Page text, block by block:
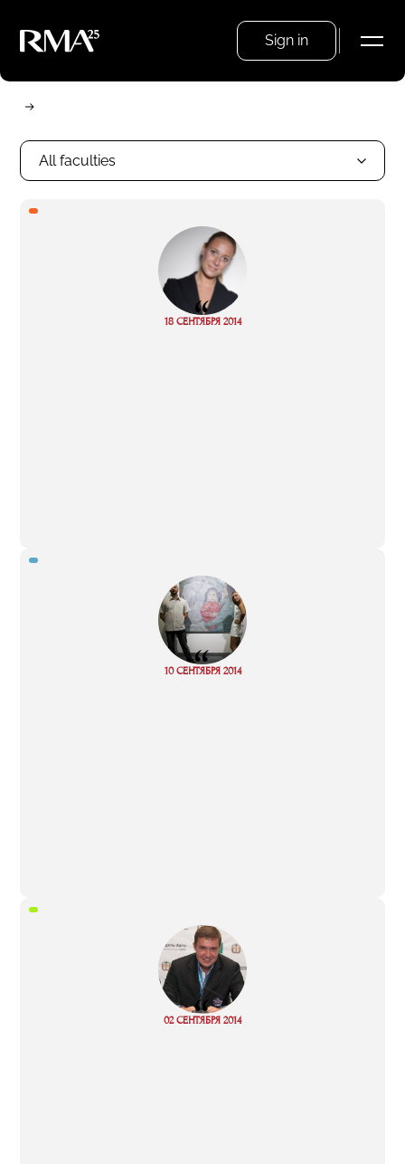
Sign in
All faculties
“
18 СЕНТЯБРЯ 2014
“
10 СЕНТЯБРЯ 2014
“
02 СЕНТЯБРЯ 2014